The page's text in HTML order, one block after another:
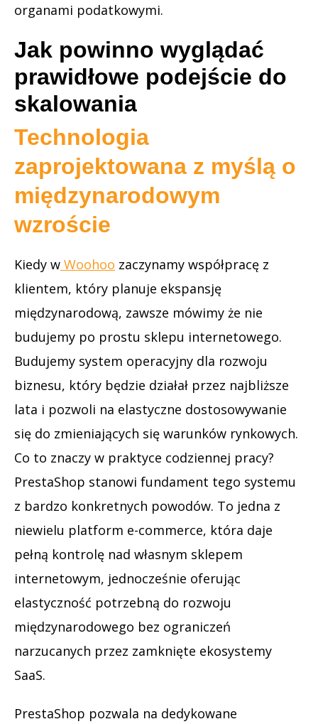
organami podatkowymi.
Jak powinno wyglądać
prawidłowe podejście do
skalowania
Technologia
zaprojektowana z myślą o
międzynarodowym
wzroście
Kiedy w Woohoo zaczynamy współpracę z
klientem, który planuje ekspansję
międzynarodową, zawsze mówimy że nie
budujemy po prostu sklepu internetowego.
Budujemy system operacyjny dla rozwoju
biznesu, który będzie działał przez najbliższe
lata i pozwoli na elastyczne dostosowywanie
się do zmieniających się warunków rynkowych.
Co to znaczy w praktyce codziennej pracy?
PrestaShop stanowi fundament tego systemu
z bardzo konkretnych powodów. To jedna z
niewielu platform e-commerce, która daje
pełną kontrolę nad własnym sklepem
internetowym, jednocześnie oferując
elastyczność potrzebną do rozwoju
międzynarodowego bez ograniczeń
narzucanych przez zamknięte ekosystemy
SaaS.
PrestaShop pozwala na dedykowane